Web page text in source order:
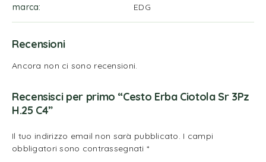
marca EDG
Recensioni
Ancora non ci sono recensioni.
Recensisci per primo “Cesto Erba Ciotola Sr 3Pz
H.25 C4”
Il tuo indirizzo email non sarà pubblicato. I campi
obbligatori sono contrassegnati *